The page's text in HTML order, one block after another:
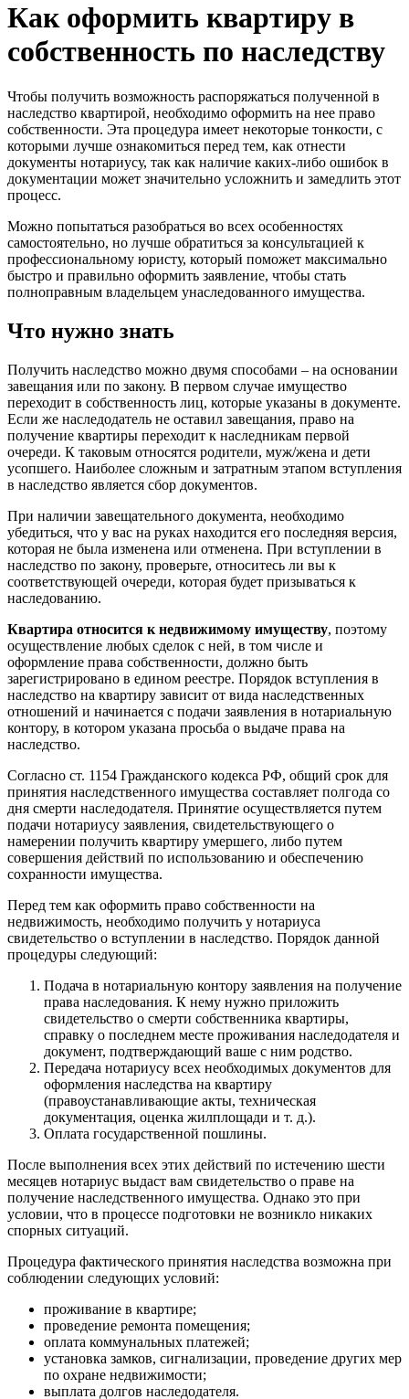
Как оформить квартиру в
собственность по наследству
Чтобы получить возможность распоряжаться полученной в
наследство квартирой, необходимо оформить на нее право
собственности. Эта процедура имеет некоторые тонкости, с
которыми лучше ознакомиться перед тем, как отнести
документы нотариусу, так как наличие каких-либо ошибок в
документации может значительно усложнить и замедлить этот
процесс.
Можно попытаться разобраться во всех особенностях
самостоятельно, но лучше обратиться за консультацией к
профессиональному юристу, который поможет максимально
быстро и правильно оформить заявление, чтобы стать
полноправным владельцем унаследованного имущества.
Что нужно знать
Получить наследство можно двумя способами – на основании
завещания или по закону. В первом случае имущество
переходит в собственность лиц, которые указаны в документе.
Если же наследодатель не оставил завещания, право на
получение квартиры переходит к наследникам первой
очереди. К таковым относятся родители, муж/жена и дети
усопшего. Наиболее сложным и затратным этапом вступления
в наследство является сбор документов.
При наличии завещательного документа, необходимо
убедиться, что у вас на руках находится его последняя версия,
которая не была изменена или отменена. При вступлении в
наследство по закону, проверьте, относитесь ли вы к
соответствующей очереди, которая будет призываться к
наследованию.
Квартира относится к недвижимому имуществу, поэтому
осуществление любых сделок с ней, в том числе и
оформление права собственности, должно быть
зарегистрировано в едином реестре. Порядок вступления в
наследство на квартиру зависит от вида наследственных
отношений и начинается с подачи заявления в нотариальную
контору, в котором указана просьба о выдаче права на
наследство.
Согласно ст. 1154 Гражданского кодекса РФ, общий срок для
принятия наследственного имущества составляет полгода со
дня смерти наследодателя. Принятие осуществляется путем
подачи нотариусу заявления, свидетельствующего о
намерении получить квартиру умершего, либо путем
совершения действий по использованию и обеспечению
сохранности имущества.
Перед тем как оформить право собственности на
недвижимость, необходимо получить у нотариуса
свидетельство о вступлении в наследство. Порядок данной
процедуры следующий:
Подача в нотариальную контору заявления на получение
права наследования. К нему нужно приложить
свидетельство о смерти собственника квартиры,
справку о последнем месте проживания наследодателя и
документ, подтверждающий ваше с ним родство.
Передача нотариусу всех необходимых документов для
оформления наследства на квартиру
(правоустанавливающие акты, техническая
документация, оценка жилплощади и т. д.).
Оплата государственной пошлины.
После выполнения всех этих действий по истечению шести
месяцев нотариус выдаст вам свидетельство о праве на
получение наследственного имущества. Однако это при
условии, что в процессе подготовки не возникло никаких
спорных ситуаций.
Процедура фактического принятия наследства возможна при
соблюдении следующих условий:
проживание в квартире;
проведение ремонта помещения;
оплата коммунальных платежей;
установка замков, сигнализации, проведение других мер
по охране недвижимости;
выплата долгов наследодателя.